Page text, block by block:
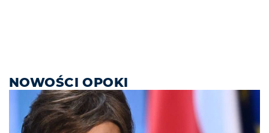
NOWOŚCI OPOKI